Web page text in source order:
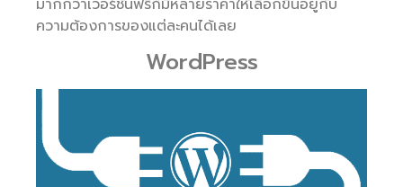
ความต้องการของแต่ละคนได้เลย
WordPress